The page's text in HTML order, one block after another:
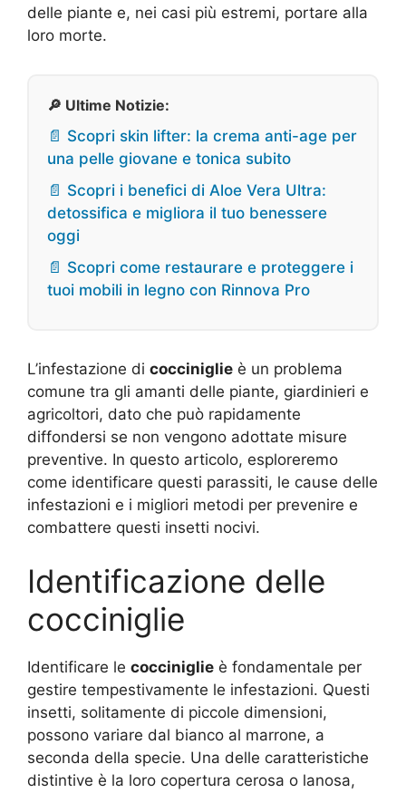
delle piante e, nei casi più estremi, portare alla
loro morte.
🔎 Ultime Notizie:
📄 Scopri skin lifter: la crema anti-age per
una pelle giovane e tonica subito
📄 Scopri i benefici di Aloe Vera Ultra:
detossifica e migliora il tuo benessere
oggi
📄 Scopri come restaurare e proteggere i
tuoi mobili in legno con Rinnova Pro
L’infestazione di cocciniglie è un problema
comune tra gli amanti delle piante, giardinieri e
agricoltori, dato che può rapidamente
diffondersi se non vengono adottate misure
preventive. In questo articolo, esploreremo
come identificare questi parassiti, le cause delle
infestazioni e i migliori metodi per prevenire e
combattere questi insetti nocivi.
Identificazione delle
cocciniglie
Identificare le cocciniglie è fondamentale per
gestire tempestivamente le infestazioni. Questi
insetti, solitamente di piccole dimensioni,
possono variare dal bianco al marrone, a
seconda della specie. Una delle caratteristiche
distintive è la loro copertura cerosa o lanosa,